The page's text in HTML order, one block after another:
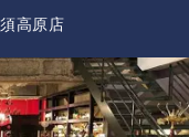
高原店